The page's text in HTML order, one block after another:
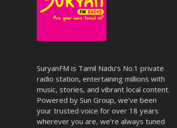
SuryanFM is Tamil Nadu’s No.1 private
radio station, entertaining millions with
music, stories, and vibrant local content.
Powered by Sun Group, we’ve been
your trusted voice for over 18 years
wherever you are, we’re always tuned